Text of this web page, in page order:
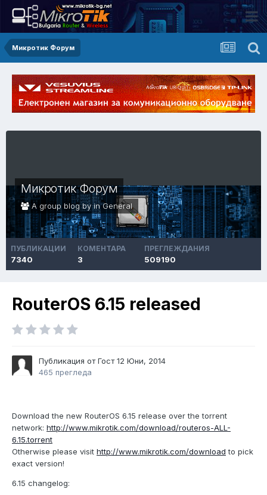
Микротик Форум
Микротик Форум
A group blog by inGeneral
ПУБЛИКАЦИИ
7340
КОМЕНТАРА
3
ПРЕГЛЕЖДАНИЯ
509190
RouterOS 6.15 released
Публикация от Гост12 Юни, 2014
465 прегледа
Download the new RouterOS 6.15 release over the torrent
network: http://www.mikrotik.com/download/routeros-ALL-
6.15.torrent
Otherwise please visit http://www.mikrotik.com/download to pick
exact version!
6.15 changelog: